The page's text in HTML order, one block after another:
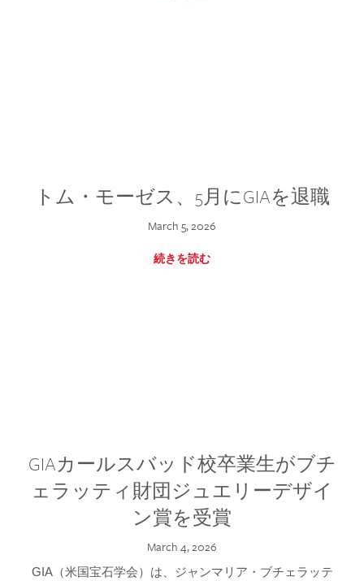
トム・モーゼス、5月にGIAを退職
March 5, 2026
続きを読む
GIAカールスバッド校卒業生がブチ
ェラッティ財団ジュエリーデザイ
ン賞を受賞
March 4, 2026
GIA（米国宝石学会）は、ジャンマリア・ブチェラッテ